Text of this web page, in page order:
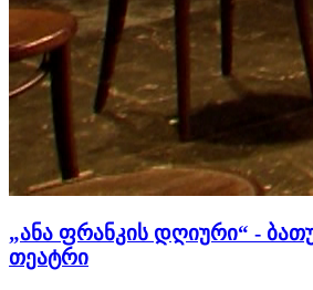
„ანა ფრანკის დღიური“ -
თეატრი